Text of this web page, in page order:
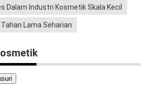
Dalam Industri Kosmetik Skala Kecil
Lama Seharian